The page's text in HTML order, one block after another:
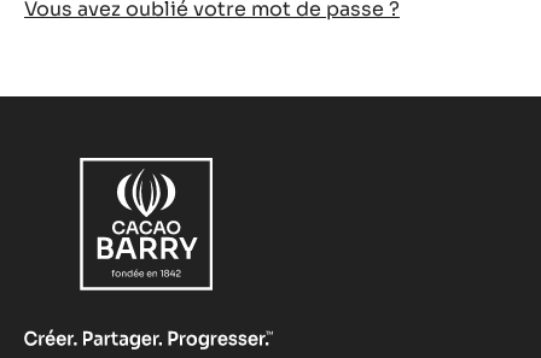
Vous avez oublié votre mot de passe ?